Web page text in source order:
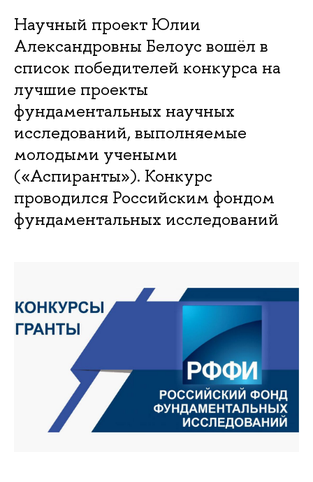
Научный проект Юлии
Александровны Белоус вошёл в
список победителей конкурса на
лучшие проекты
фундаментальных научных
исследований, выполняемые
молодыми учеными
(«Аспиранты»). Конкурс
проводился Российским фондом
фундаментальных исследований